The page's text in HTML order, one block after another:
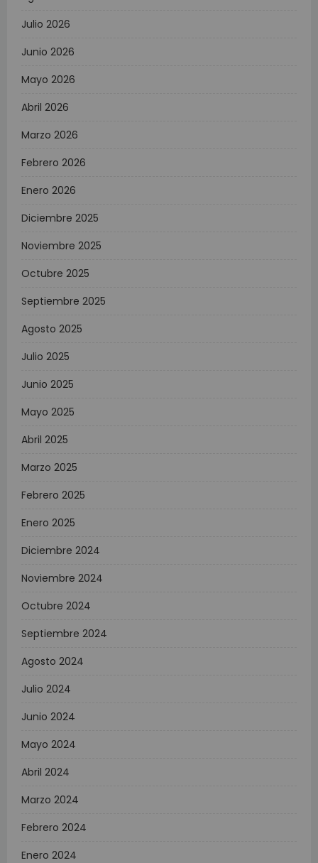
Julio 2026
Junio 2026
Mayo 2026
Abril 2026
Marzo 2026
Febrero 2026
Enero 2026
Diciembre 2025
Noviembre 2025
Octubre 2025
Septiembre 2025
Agosto 2025
Julio 2025
Junio 2025
Mayo 2025
Abril 2025
Marzo 2025
Febrero 2025
Enero 2025
Diciembre 2024
Noviembre 2024
Octubre 2024
Septiembre 2024
Agosto 2024
Julio 2024
Junio 2024
Mayo 2024
Abril 2024
Marzo 2024
Febrero 2024
Enero 2024